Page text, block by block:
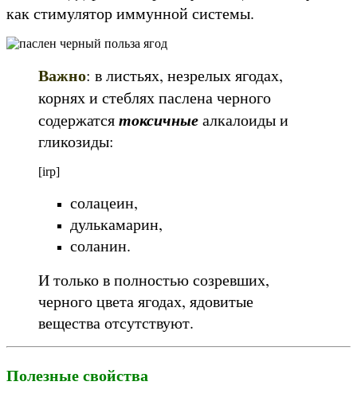
как стимулятор иммунной системы.
Важно: в листьях, незрелых ягодах,
корнях и стеблях паслена черного
содержатсятоксичныеалкалоиды и
гликозиды:
[irp]
солацеин,
дулькамарин,
соланин.
И только в полностью созревших,
черного цвета ягодах, ядовитые
вещества отсутствуют.
Полезные свойства